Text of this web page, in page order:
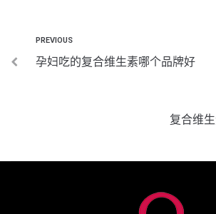
PREVIOUS
孕妇吃的复合维生素哪个品牌好
复合维